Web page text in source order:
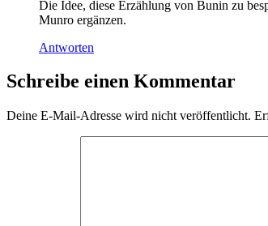
Die Idee, die­se Er­zäh­lung von Bu­nin zu
Mun­ro ergänzen.
Antworten
Schreibe einen Kommentar
Deine E-Mail-Adresse wird nicht veröffentlicht.